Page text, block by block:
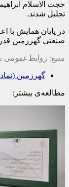
حجت الاسلام
تجلیل شدند.
در پایان همایش با
صنعتی گهرزمین
منبع:
گهرزمین
مطالعه‌ی بیشتر: